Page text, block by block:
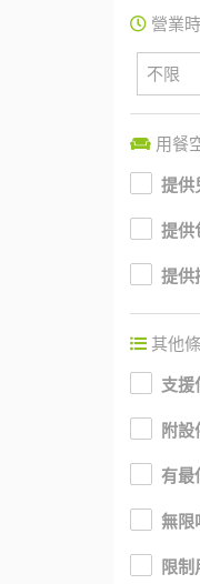
營業
不限
用餐
提供
提供
提供
其他
支援
附設
有最
無限
限制